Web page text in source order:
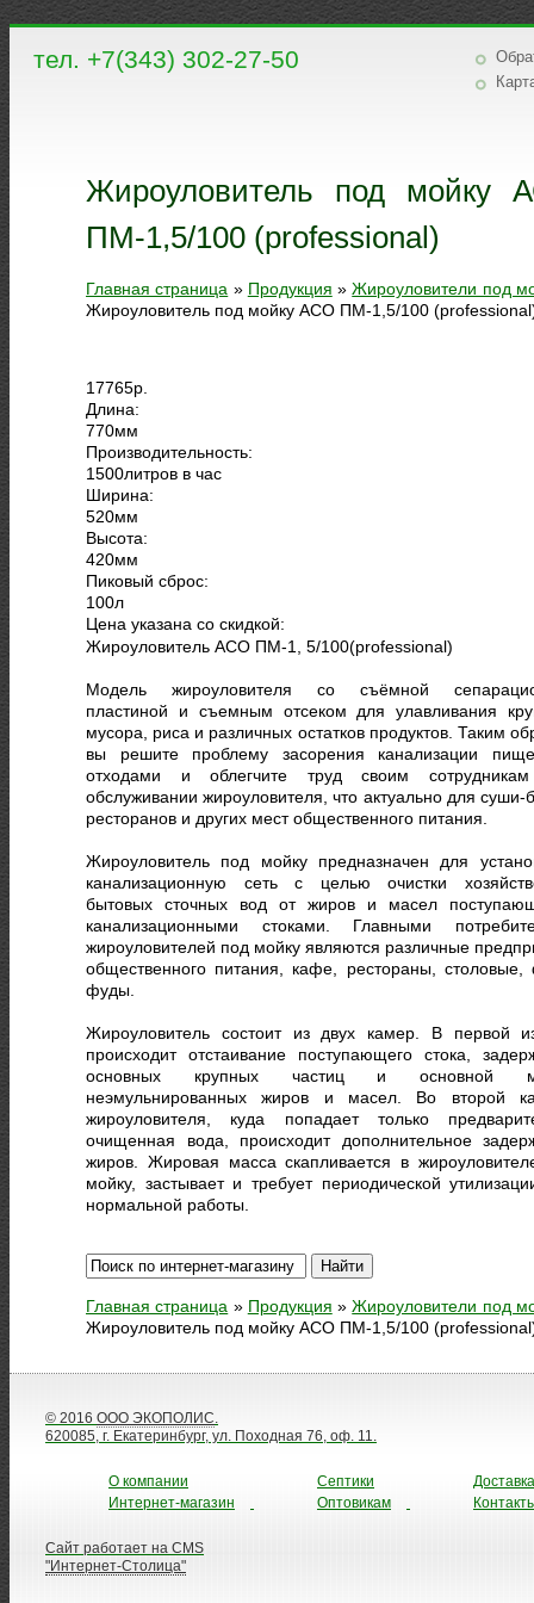
тел. +7(343) 302-27-50
Жироуловитель под мойку
ПМ-1,5/100 (professional)
Главная страница » Продукция » Жироуловители под
Жироуловитель под мойку АСО ПМ-1,5/100
17765р.
Длина:
770мм
Производительность:
1500литров в час
Ширина:
520мм
Высота:
420мм
Пиковый сброс:
100л
Цена указана со скидкой:
Жироуловитель АСО ПМ-1, 5/100(professional)
Модель жироуловителя со съёмной
пластиной и съемным отсеком для улавливания
мусора, риса и различных остатков продуктов. Таким
вы решите проблему засорения канализации
отходами и облегчите труд своим
обслуживании жироуловителя, что актуально для суши-
ресторанов и других мест общественного питания.
Жироуловитель под мойку предназначен для
канализационную сеть с целью очистки
бытовых сточных вод от жиров и масел
канализационными стоками. Главными
жироуловителей под мойку являются различные
общественного питания, кафе, рестораны, столовые,
фуды.
Жироуловитель состоит из двух камер. В первой
происходит отстаивание поступающего стока,
основных крупных частиц и основной
неэмульнированных жиров и масел. Во второй
жироуловителя, куда попадает только
очищенная вода, происходит дополнительное
жиров. Жировая масса скапливается в
мойку, застывает и требует периодической
нормальной работы.
Главная страница » Продукция » Жироуловители под
Жироуловитель под мойку АСО ПМ-1,5/100
© 2016 ООО ЭКОПОЛИС
620085, г. Екатеринбург, ул. Походная 76, оф. 11.
О компании
Интернет-магазин
Септики
Оптовикам
Доставка
Сайт работает на CMS
"Интернет-Столица"